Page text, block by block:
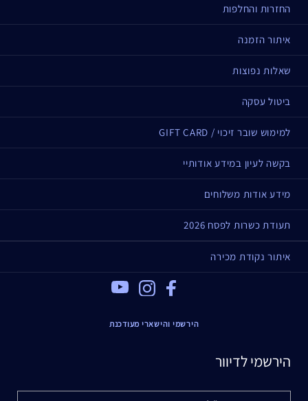
החזרות והחלפות
איתור הזמנה
שאלות נפוצות
ביטול עסקה
למימוש שובר זיכוי / GIFT CARD
בקשה לעיון במידע אודותיי
מידע אודות משלוחים
תעודת כשרות לפסח 2026
איתור נקודת מכירה
Facebook
הירשמי והישארי מעודכנת
הירשמי לדיוור